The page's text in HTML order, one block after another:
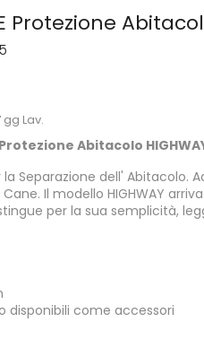
Protezione
Lav.
Abitacolo
Separazione dell' Abitacolo.
Il modello HIGHWAY
per la sua semplicità,
disponibili come accessori